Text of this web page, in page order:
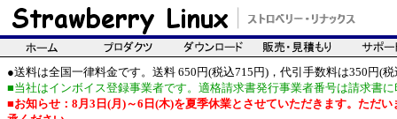
●送料は全国一律料金です。送料 650円(税込715円)，代引手数料は350円(税
■当社はインボイス登録事業者です。適格請求書発行事業者番号は請求書
■お知らせ：8月3日(月)～6日(木)を夏季休業とさせていただきます。ただ